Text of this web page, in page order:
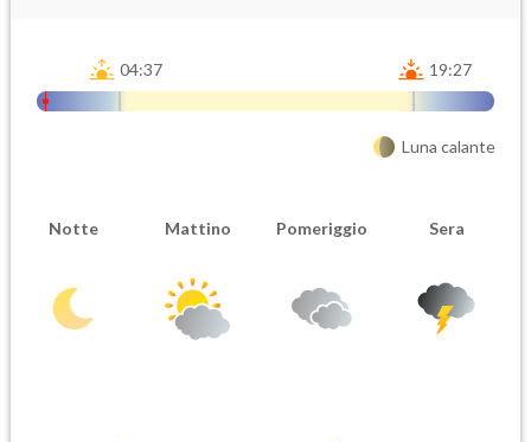
04:37 19:27
Luna calante
Notte Mattino Pomeriggio Sera